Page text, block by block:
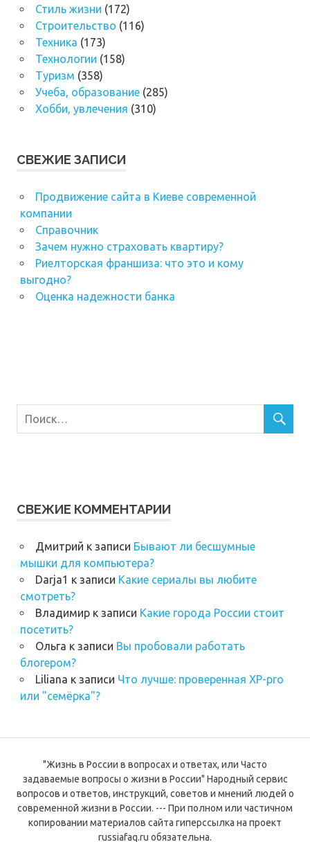
Стиль жизни (172)
Строительство (116)
Техника (173)
Технологии (158)
Туризм (358)
Учеба, образование(285)
Хобби, увлечения (310)
СВЕЖИЕ ЗАПИСИ
Продвижение сайта в Киеве современной
компании
Справочник
Зачем нужно страховать квартиру?
Риелторская франшиза: что это и кому
выгодно?
Оценка надежности банка
СВЕЖИЕ КОММЕНТАРИИ
Дмитрий к записи Бывают ли бесшумные
мышки для компьютера?
Darja1 к записи Какие сериалы вы любите
смотреть?
Владимирк записи Какие города России стоит
посетить?
Ольга к записи Вы пробовали работать
блогером?
Liliana к записи Что лучше: проверенная XP-pro
или "семёрка"?
"Жизнь в России в вопросах и ответах, или Часто
задаваемые вопросы о жизни в России" Народный сервис
вопросов и ответов, инструкций, советов и мнений людей о
современной жизни в России. --- При полном или частичном
копировании материалов сайта гиперссылка на проект
russiafaq.ru обязательна.